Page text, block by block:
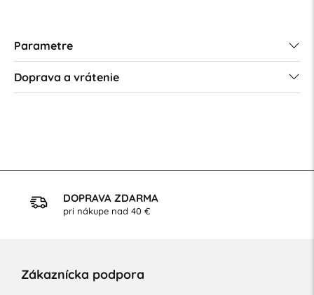
Parametre
Doprava a vrátenie
DOPRAVA ZDARMA
pri nákupe nad 40 €
Zákaznícka podpora